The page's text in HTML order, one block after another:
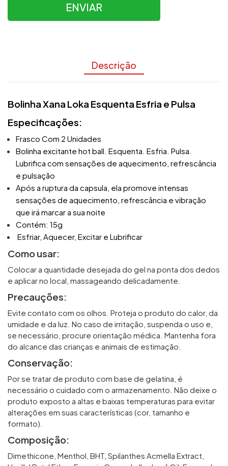
ENVIAR
Descrição
Bolinha Xana Loka Esquenta Esfria e Pulsa
Especificações:
Frasco Com 2 Unidades
Bolinha excitante hot ball. Esquenta. Esfria. Pulsa.
Lubrifica com sensações de aquecimento, refrescância
e pulsação
Após a ruptura da capsula, ela promove intensas
sensações de aquecimento, refrescância e vibração
que irá marcar a sua noite
Contém: 15g
Esfriar, Aquecer, Excitar e Lubrificar
Como usar:
Colocar a quantidade desejada do gel na ponta dos dedos
e aplicar no local, massageando delicadamente.
Precauções:
Evite contato com os olhos. Proteja o produto do calor, da
umidade e da luz. No caso de irritação, suspenda o uso e,
se necessário, procure orientação médica. Mantenha fora
do alcance das crianças e animais de estimação.
Conservação:
Por se tratar de produto com base de gelatina, é
necessário o cuidado com o armazenamento. Não deixe o
produto exposto a altas e baixas temperaturas para evitar
alterações em suas características (cor, tamanho e
formato).
Composição:
Dimethicone, Menthol, BHT, Spilanthes Acmella Extract,